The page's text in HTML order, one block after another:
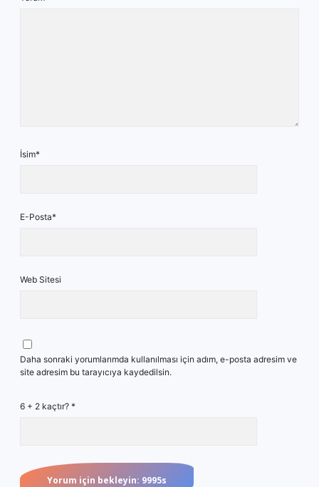
İsim*
E-Posta*
Web Sitesi
Daha sonraki yorumlarımda kullanılması için adım, e-posta adresim ve
site adresim bu tarayıcıya kaydedilsin.
6 + 2 kaçtır? *